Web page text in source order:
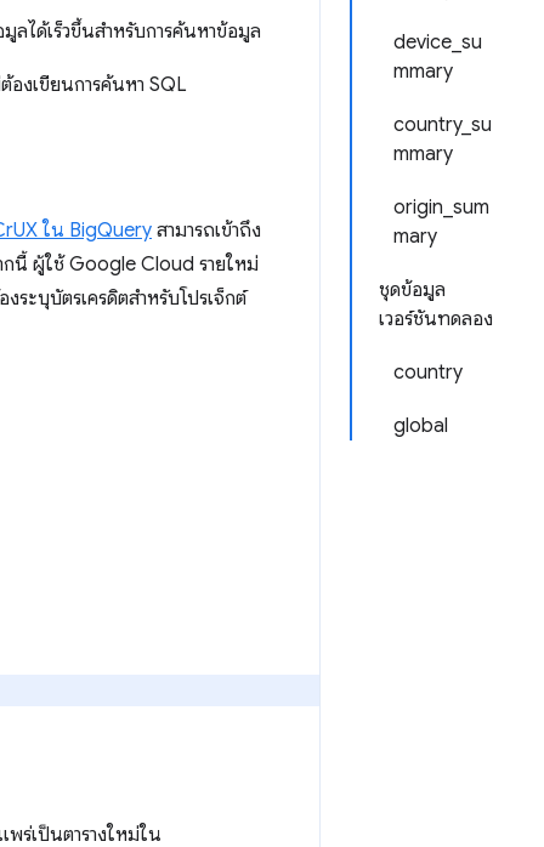
device_su
mmary
country_su
mmary
origin_sum
mary
ชุดข้อมูล
เวอร์ชันทดลอง
country
global
ลได้เร็วขึ้นสำหรับการค้นหาข้อมูล
งเขียนการค้นหา SQL
ใน BigQueryสามารถเข้าถึง
นี้ ผู้ใช้ Google Cloud รายใหม่
ระบุบัตรเครดิตสำหรับโปรเจ็กต์
ร่เป็นตารางใหม่ใน